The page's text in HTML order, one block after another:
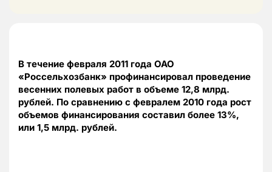
В течение февраля 2011 года ОАО
«Россельхозбанк» профинансировал проведение
весенних полевых работ в объеме 12,8 млрд.
рублей. По сравнению с февралем 2010 года рост
объемов финансирования составил более 13%,
или 1,5 млрд. рублей.